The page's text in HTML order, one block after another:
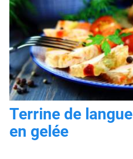
Terrine de
en gelée